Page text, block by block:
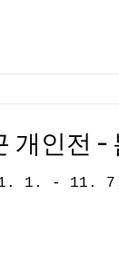
개인전 -
2023. 11. 1. -